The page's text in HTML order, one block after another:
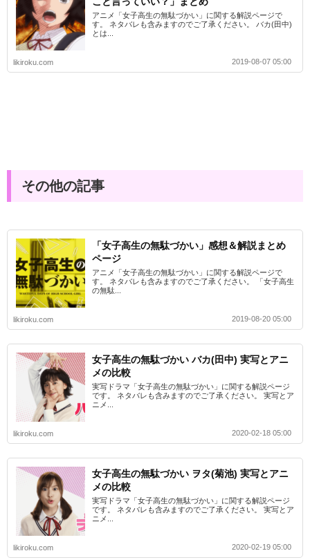
アニメ「女子高生の無駄づかい」に関する解説ページで
す。 ネタバレも含みますのでご了承ください。 バカ(田中)
とは...
likiroku.com 2019-08-07 05:00
その他の記事
「女子高生の無駄づかい」感想＆解説まとめ
ページ
アニメ「女子高生の無駄づかい」に関する解説ページで
す。 ネタバレも含みますのでご了承ください。 「女子高生
の無駄...
likiroku.com 2019-08-20 05:00
女子高生の無駄づかい バカ(田中) 実写とアニ
メの比較
実写ドラマ「女子高生の無駄づかい」に関する解説ページ
です。 ネタバレも含みますのでご了承ください。 実写とア
ニメ...
likiroku.com 2020-02-18 05:00
女子高生の無駄づかい ヲタ(菊池) 実写とアニ
メの比較
実写ドラマ「女子高生の無駄づかい」に関する解説ページ
です。 ネタバレも含みますのでご了承ください。 実写とア
ニメ...
likiroku.com 2020-02-19 05:00